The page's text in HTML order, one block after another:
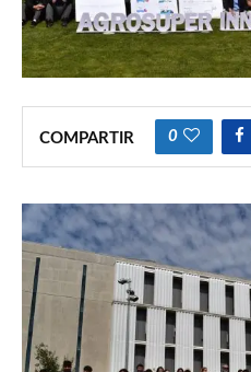
COMPARTIR 0